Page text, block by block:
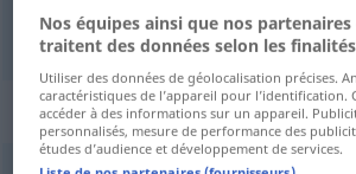
expedientem Dossier
Synonymes de
Nos équipes ainsi que nos partenaires
traitent des données selon les
Utiliser des données de géolocalisation précises.
caractéristiques de l’appareil pour l’identification.
accéder à des informations sur un appareil.
personnalisés, mesure de performance des
études d’audience et développement de services.